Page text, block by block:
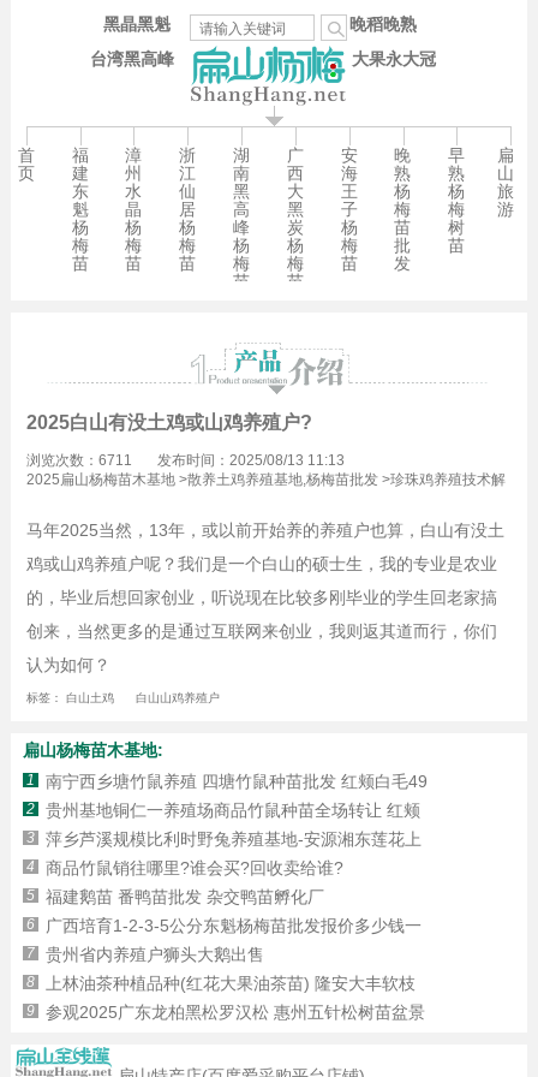
台湾黑高峰
晚稻晚熟
大果永大冠
黑晶黑魁
首
页
福
建
东
魁
杨
梅
苗
漳
州
水
晶
杨
梅
苗
浙
江
仙
居
杨
梅
苗
湖
南
黑
高
峰
杨
梅
苗
广
西
大
黑
炭
杨
梅
苗
安
海
王
子
杨
梅
苗
晚
熟
杨
梅
苗
批
发
早
熟
杨
梅
树
苗
扁
山
旅
游
2025白山有没土鸡或山鸡养殖户?
浏览次数：6711
发布时间：2025/08/13 11:13
2025扁山杨梅苗木基地>散养土鸡养殖基地,杨梅苗批发>珍珠鸡养殖技术解
马年2025当然，13年，或以前开始养的养殖户也算，白山有没土
鸡或山鸡养殖户呢？我们是一个白山的硕士生，我的专业是农业
的，毕业后想回家创业，听说现在比较多刚毕业的学生回老家搞
创来，当然更多的是通过互联网来创业，我则返其道而行，你们
认为如何？
标签： 白山土鸡 白山山鸡养殖户
扁山杨梅苗木基地:
1 南宁西乡塘竹鼠养殖 四塘竹鼠种苗批发 红颊白毛49
2 贵州基地铜仁一养殖场商品竹鼠种苗全场转让 红颊
3 萍乡芦溪规模比利时野兔养殖基地-安源湘东莲花上
4 商品竹鼠销往哪里?谁会买?回收卖给谁?
5 福建鹅苗 番鸭苗批发 杂交鸭苗孵化厂
6 广西培育1-2-3-5公分东魁杨梅苗批发报价多少钱一
7 贵州省内养殖户狮头大鹅出售
8 上林油茶种植品种(红花大果油茶苗) 隆安大丰软枝
9 参观2025广东龙柏黑松罗汉松 惠州五针松树苗盆景